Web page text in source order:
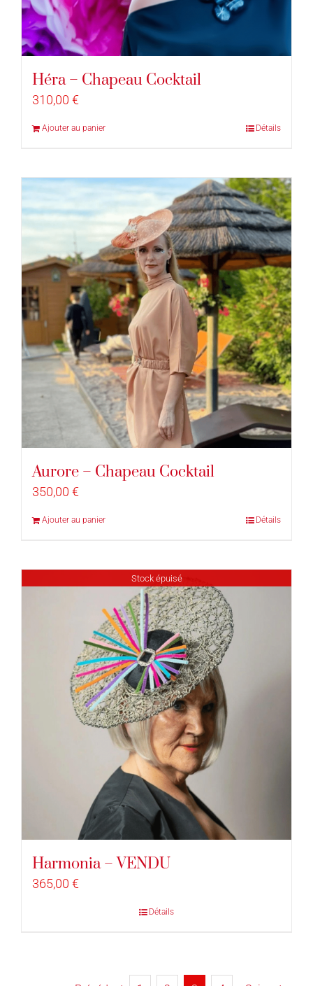
Héra – Chapeau Cocktail
310,00 €
Ajouter au panier Détails
Aurore – Chapeau Cocktail
350,00 €
Ajouter au panier Détails
Stock épuisé
Harmonia – VENDU
365,00 €
Détails